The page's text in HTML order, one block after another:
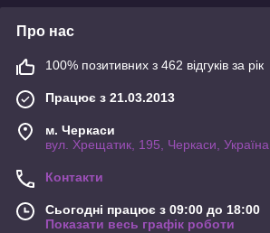
Про нас
100% позитивних з 462 відгуків за рік
Працює з 21.03.2013
м. Черкаси
вул. Хрещатик, 195, Черкаси, Україна
Контакти
Сьогодні працює з 09:00 до 18:00
Показати весь графік роботи